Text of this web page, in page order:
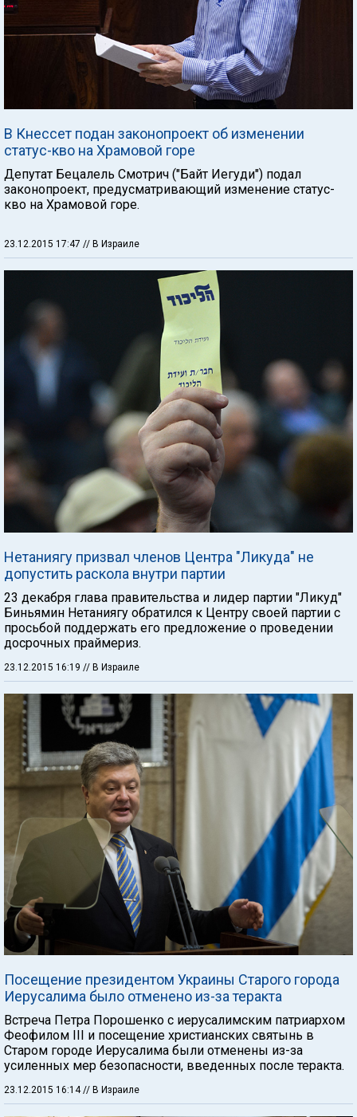
В Кнессет подан законопроект об изменении
статус-кво на Храмовой горе
Депутат Бецалель Смотрич ("Байт Иегуди") подал
законопроект, предусматривающий изменение статус-
кво на Храмовой горе.
23.12.2015 17:47 // В Израиле
Нетаниягу призвал членов Центра "Ликуда" не
допустить раскола внутри партии
23 декабря глава правительства и лидер партии "Ликуд"
Биньямин Нетаниягу обратился к Центру своей партии с
просьбой поддержать его предложение о проведении
досрочных праймериз.
23.12.2015 16:19 // В Израиле
Посещение президентом Украины Старого города
Иерусалима было отменено из-за теракта
Встреча Петра Порошенко с иерусалимским патриархом
Феофилом III и посещение христианских святынь в
Старом городе Иерусалима были отменены из-за
усиленных мер безопасности, введенных после теракта.
23.12.2015 16:14// В Израиле